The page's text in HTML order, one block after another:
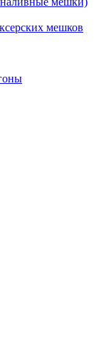
мешков